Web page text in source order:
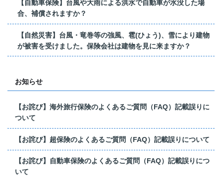
【自動車保険】台風や大雨による洪水で自動車が水没した場
合、補償されますか？
【自然災害】台風・竜巻等の強風、雹(ひょう)、雪により建物
が被害を受けました。保険会社は建物を見に来ますか？
お知らせ
【お詫び】海外旅行保険のよくあるご質問（FAQ）記載誤りに
ついて
【お詫び】超保険のよくあるご質問（FAQ）記載誤りについて
【お詫び】自動車保険のよくあるご質問（FAQ）記載誤りにつ
いて